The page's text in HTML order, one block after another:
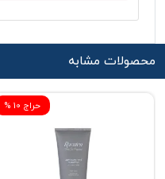
محصولات مشابه
% حراج 10